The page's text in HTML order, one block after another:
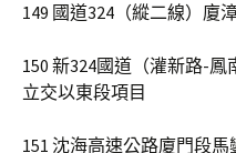
149 國道324（縱二線）廈
150 新324國道（灌新路-
立交以東段項目
151 沈海高速公路廈門段